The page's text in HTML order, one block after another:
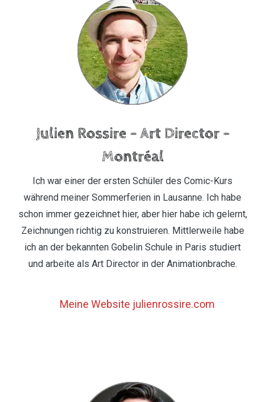
Julien Rossire – Art Director –
Montréal
Ich war einer der ersten Schüler des Comic-Kurs
während meiner Sommerferien in Lausanne. Ich habe
schon immer gezeichnet hier, aber hier habe ich gelernt,
Zeichnungen richtig zu konstruieren. Mittlerweile habe
ich an der bekannten Gobelin Schule in Paris studiert
und arbeite als Art Director in der Animationbrache.
Meine Website julienrossire.com